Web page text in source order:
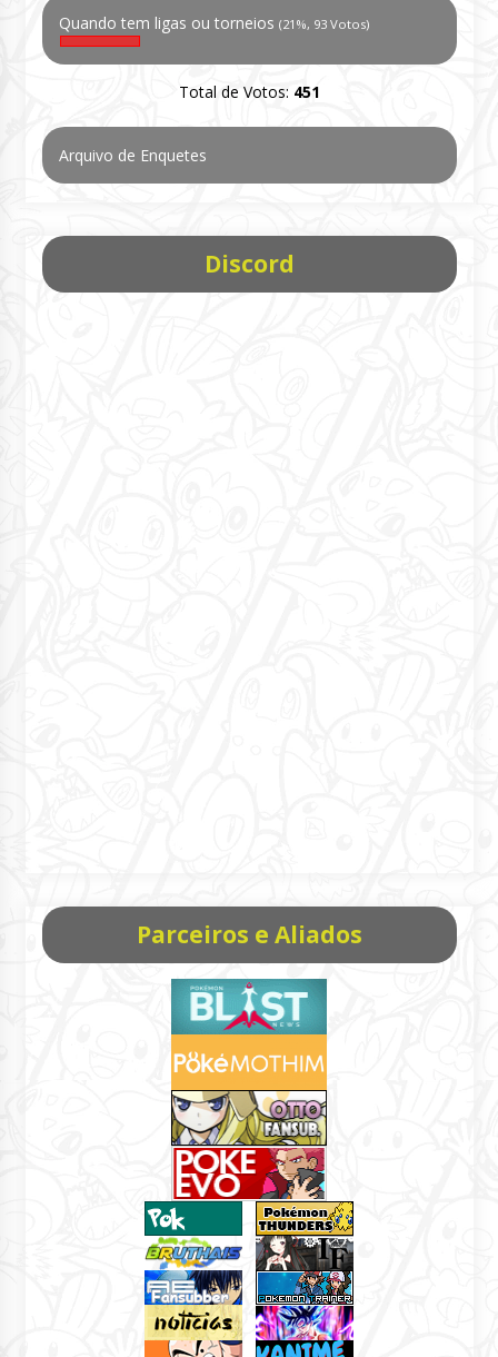
Quando tem ligas ou torneios (21%, 93 Votos)
Total de Votos: 451
Arquivo de Enquetes
Discord
Parceiros e Aliados